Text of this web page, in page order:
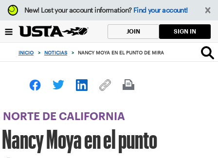
Enfoque
desde
botón
volver
principio
New!Lost your account information? Find your account!
JOIN SIGN IN
INICIO > NOTICIAS > NANCY MOYA EN EL PUNTO DE MIRA
NORTE DE CALIFORNIA
Nancy Moya en el punto